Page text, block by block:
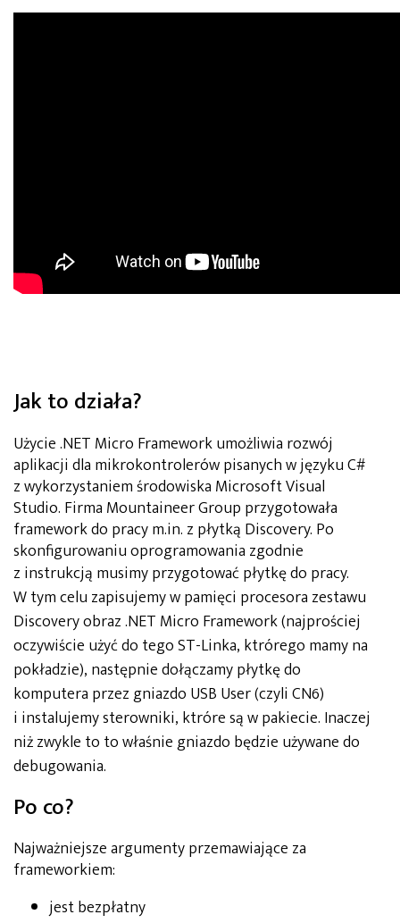
Jak to działa?
Użycie .NET Micro Framework umożliwia rozwój
aplikacji dla mikrokontrolerów pisanych w języku C#
z wykorzystaniem środowiska Microsoft Visual
Studio. Firma Mountaineer Group przygotowała
framework do pracy m.in. z płytką Discovery. Po
skonfigurowaniu oprogramowania zgodnie
z instrukcją musimy przygotowaćpłytkę do pracy.
W tym celu zapisujemy w pamięci procesora zestawu
Discovery obraz .NET Micro Framework (najprościej
oczywiście użyć do tego ST-Linka, ktrórego mamy na
pokładzie), następnie dołączamy płytkę do
komputera przez gniazdo USB User (czyli CN6)
i instalujemy sterowniki, ktróre są w pakiecie. Inaczej
niż zwykle to to właśnie gniazdo będzie używane do
debugowania.
Po co?
Najważniejsze argumenty przemawiające za
frameworkiem:
jest bezpłatny